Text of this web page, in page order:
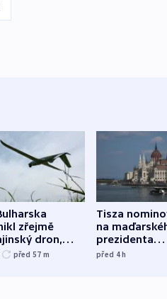
zřejmě
dron,
kilometr
před 57 m
Tisza
na
prezidenta
bývalého
před 4h